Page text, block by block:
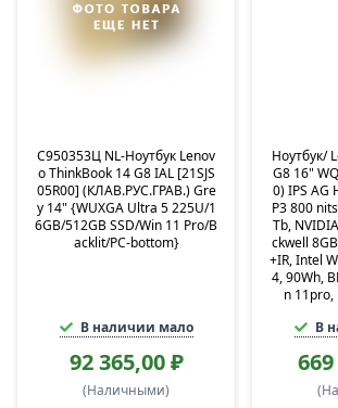
C950353Ц NL-Ноутбук Lenov
o ThinkBook 14 G8 IAL [21SJS
05R00] (КЛАВ.РУС.ГРАВ.) Gre
y 14" {WUXGA Ultra 5 225U/1
6GB/512GB SSD/Win 11 Pro/B
acklit/PC-bottom}
В наличии мало
92 365,00 ₽
(Наличными)
Ноутбук/
G8 16"
0) IPS AG
P3 800
Tb,
ckwell
+IR, Intel
4, 90Wh,
n 11pro,
В